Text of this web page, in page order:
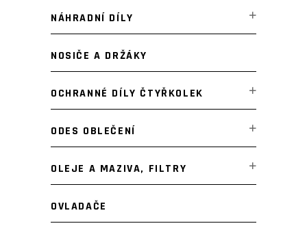
NÁHRADNÍ DÍLY
NOSIČE A DRŽÁKY
OCHRANNÉ DÍLY ČTYŘKOLEK
ODES OBLEČENÍ
OLEJE A MAZIVA, FILTRY
OVLADAČE